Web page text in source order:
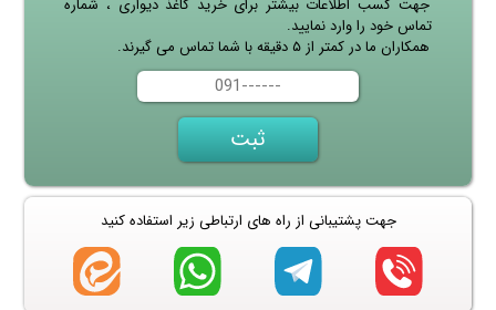
جهت کسب اطلاعات بیشتر برای خرید کاغذ دیواری ، شماره
تماس خود را وارد نمایید.
همکاران ما در کمتر از ۵ دقیقه با شما تماس می گیرند.
جهت پشتیبانی از راه های ارتباطی زیر استفاده کنید